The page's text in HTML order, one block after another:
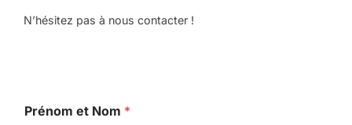
N’hésitez pas à nous contacter !
Prénom et Nom *